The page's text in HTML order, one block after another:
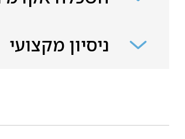
ניסיון מקצועי